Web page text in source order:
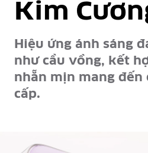
Kim
Hiệu ứng ánh sáng
như cầu vồng, kết
nhẵn mịn mang đến
cấp.